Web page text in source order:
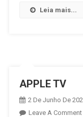
Leia mais...
APPLE TV
2 De Junho De
Leave A Comment